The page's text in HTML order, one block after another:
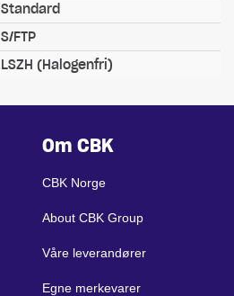
Standard
S/FTP
LSZH (Halogenfri)
Om CBK
CBK Norge
About CBK Group
Våre leverandører
Egne merkevarer